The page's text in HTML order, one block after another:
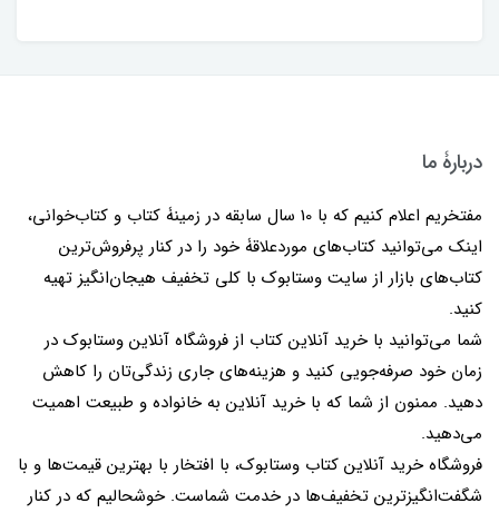
دربارۀ ما
مفتخریم اعلام کنیم که با 10 سال سابقه در زمینۀ کتاب و کتاب‌خوانی،
اینک می‌توانید کتاب‌های موردعلاقۀ خود را در کنار پرفروش‌ترین
کتاب‌های بازار از سایت وستابوک با کلی تخفیف هیجان‌انگیز تهیه
کنید.
شما می‌توانید با خرید آنلاین کتاب از فروشگاه آنلاین وستابوک در
زمان خود صرفه‌جویی کنید و هزینه‌های جاری زندگی‌تان را کاهش
دهید. ممنون از شما که با خرید آنلاین به خانواده و طبیعت اهمیت
می‌دهید.
فروشگاه خرید آنلاین کتاب وستابوک، با افتخار با بهترین قیمت‌ها و با
شگفت‌انگیزترین تخفیف‌ها در خدمت شماست. خوشحالیم که در کنار